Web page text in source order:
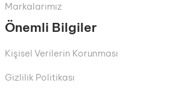
Markalarımız
Önemli Bilgiler
Kişisel Verilerin Korunması
Gizlilik Politikası